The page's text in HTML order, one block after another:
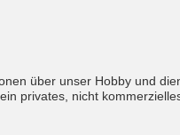
über unser Hobby und
privates, nicht